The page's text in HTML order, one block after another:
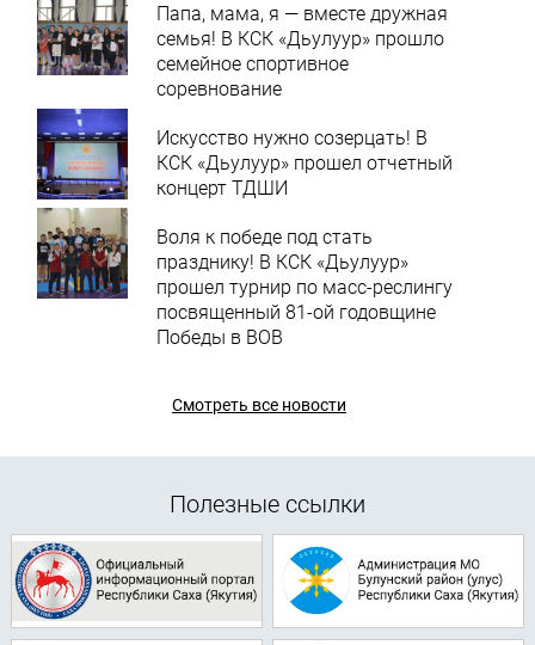
Папа, мама, я — вместе дружная
семья! В КСК «Дьулуур» прошло
семейное спортивное
соревнование
Искусство нужно созерцать! В
КСК «Дьулуур» прошел отчетный
концерт ТДШИ
Воля к победе под стать
празднику! В КСК «Дьулуур»
прошел турнир по масс-реслингу
посвященный 81-ой годовщине
Победы в ВОВ
Смотреть все новости
Полезные ссылки